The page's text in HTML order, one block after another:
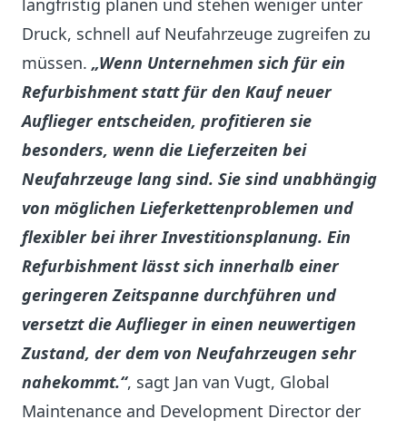
Druck, schnell auf Neufahrzeuge zugreifen zu
müssen. „Wenn Unternehmen sich für ein
Refurbishment statt für den Kauf neuer
Auflieger entscheiden, profitieren sie
besonders, wenn die Lieferzeiten bei
Neufahrzeuge lang sind. Sie sind unabhängig
von möglichen Lieferkettenproblemen und
flexibler bei ihrer Investitionsplanung. Ein
Refurbishment lässt sich innerhalb einer
geringeren Zeitspanne durchführen und
versetzt die Auflieger in einen neuwertigen
Zustand, der dem von Neufahrzeugen sehr
nahekommt.“, sagt Jan van Vugt, Global
Maintenance and Development Director der